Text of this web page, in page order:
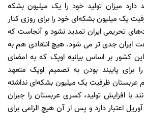
دارد میزان تولید خود را یک میلیون بشکه
یک میلیون بشکه‌ای خود را برای روزی کنار
تحریمی ایران تمدید نشود و آنجاست که
ایران جدی تر می شود. هیچ انتقادی هم به
کشور بر اساس بیانیه اوپک که به امضای
برای پایبند بودن به تصمیم اوپک متعهد
عربستان ظرفیت یک میلیون بشکه‌ای نداشته
با افزایش تولید، کسری عربستان را جبران
اعتبار دارد و پس از آن هیچ الزامی برای